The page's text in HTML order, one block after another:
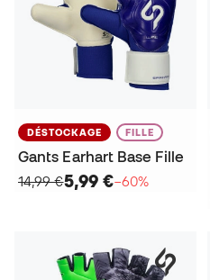
DÉSTOCKAGE FILLE
Gants Earhart Base Fille
14,99 €5,99 €−60%